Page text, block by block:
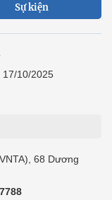
Sự kiện
17/10/2025
68 Dương